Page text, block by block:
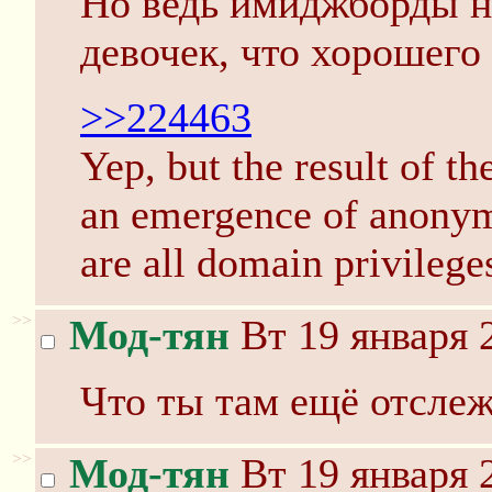
девочек, что
>>224463
Yep, but the result of
an emergence of
are all domain
>> Мод-тян Вт 19 января
Что ты там ещё
>> Мод-тян Вт 19 января